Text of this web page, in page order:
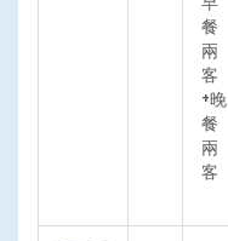
餐
兩
客
+晚
餐
兩
客